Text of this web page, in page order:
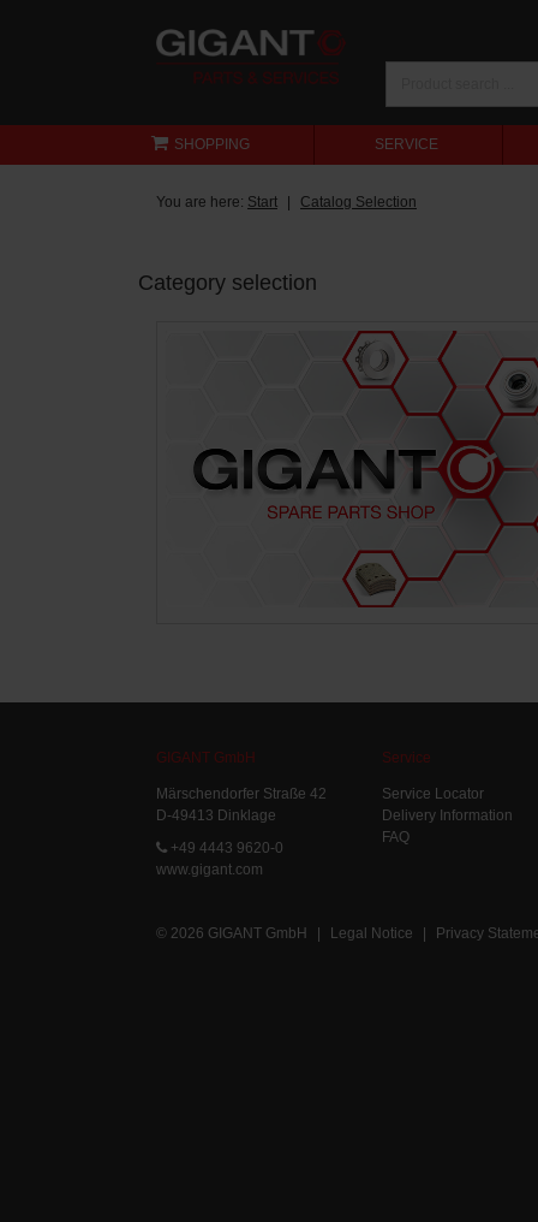
SHOPPING SERVICE
You are here: Start Catalog Selection
Category selection
GIGANT GmbH
Märschendorfer Straße 42
D-49413 Dinklage
+49 4443 9620-0
www.gigant.com
Service
Service Locator
Delivery Information
FAQ
© 2026 GIGANT GmbH | Legal Notice | Privacy